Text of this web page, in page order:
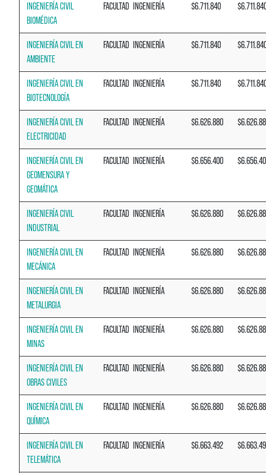
INGENIERÍA CIVIL
BIOMÉDICA
FACULTAD INGENIERÍA $6.711.840
INGENIERÍA CIVIL EN
AMBIENTE
FACULTAD INGENIERÍA $6.711.840
INGENIERÍA CIVIL EN
BIOTECNOLOGÍA
FACULTAD INGENIERÍA $6.711.840
INGENIERÍA CIVIL EN
ELECTRICIDAD
FACULTAD INGENIERÍA $6.626.880
INGENIERÍA CIVIL EN
GEOMENSURA Y
GEOMÁTICA
FACULTAD INGENIERÍA $6.656.400
INGENIERÍA CIVIL
INDUSTRIAL
FACULTAD INGENIERÍA $6.626.880
INGENIERÍA CIVIL EN
MECÁNICA
FACULTAD INGENIERÍA $6.626.880
INGENIERÍA CIVIL EN
METALURGIA
FACULTAD INGENIERÍA $6.626.880
INGENIERÍA CIVIL EN
MINAS
FACULTAD INGENIERÍA $6.626.880
INGENIERÍA CIVIL EN
OBRAS CIVILES
FACULTAD INGENIERÍA $6.626.880
INGENIERÍA CIVIL EN
QUÍMICA
FACULTAD INGENIERÍA $6.626.880
INGENIERÍA CIVIL EN
TELEMÁTICA
FACULTAD INGENIERÍA $6.663.492